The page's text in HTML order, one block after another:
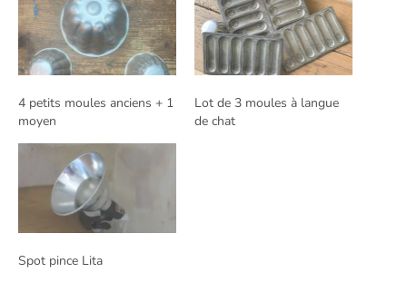
4 petits moules anciens + 1
moyen
Lot de 3 moules à langue
de chat
Spot pince Lita